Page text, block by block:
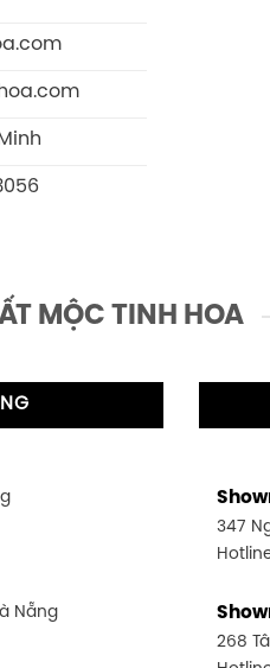
MỘC TINH HOA
Nẵng
347
268